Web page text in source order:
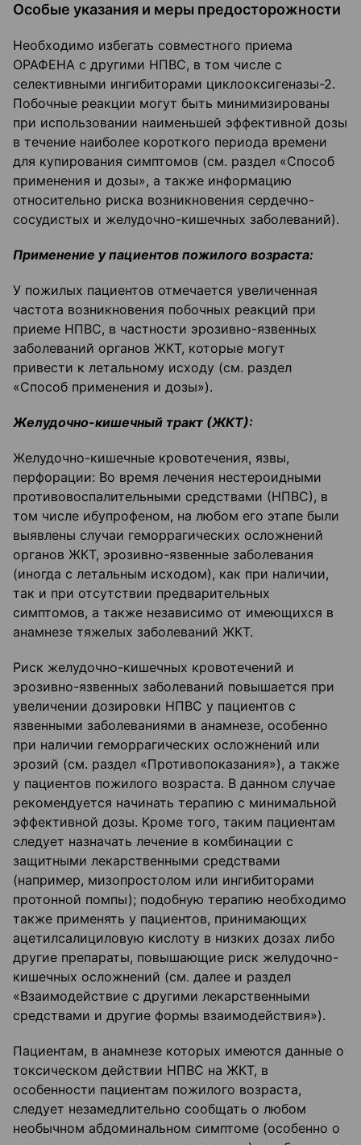
Особые указания и меры предосторожности
Необходимо избегать совместного приема
ОРАФЕНА с другими НПВС, в том числе с
селективными ингибиторами циклооксигеназы-2.
Побочные реакции могут быть минимизированы
при использовании наименьшей эффективной дозы
в течение наиболее короткого периода времени
для купирования симптомов (см. раздел «Способ
применения и дозы», а также информацию
относительно риска возникновения сердечно-
сосудистых и желудочно-кишечных заболеваний).
Применение у пациентов пожилого возраста:
У пожилых пациентов отмечается увеличенная
частота возникновения побочных реакций при
приеме НПВС, в частности эрозивно-язвенных
заболеваний органов ЖКТ, которые могут
привести к летальному исходу (см. раздел
«Способ применения и дозы»).
Желудочно-кишечный тракт (ЖКТ):
Желудочно-кишечные кровотечения, язвы,
перфорации: Во время лечения нестероидными
противовоспалительными средствами (НПВС), в
том числе ибупрофеном, на любом его этапе были
выявлены случаи геморрагических осложнений
органов ЖКТ, эрозивно-язвенные заболевания
(иногда с летальным исходом), как при наличии,
так и при отсутствии предварительных
симптомов, а также независимо от имеющихся в
анамнезе тяжелых заболеваний ЖКТ.
Риск желудочно-кишечных кровотечений и
эрозивно-язвенных заболеваний повышается при
увеличении дозировки НПВС у пациентов с
язвенными заболеваниями в анамнезе, особенно
при наличии геморрагических осложнений или
эрозий (см. раздел «Противопоказания»), а также
у пациентов пожилого возраста. В данном случае
рекомендуется начинать терапию с минимальной
эффективной дозы. Кроме того, таким пациентам
следует назначать лечение в комбинации с
защитными лекарственными средствами
(например, мизопростолом или ингибиторами
протонной помпы); подобную терапию необходимо
также применять у пациентов, принимающих
ацетилсалициловую кислоту в низких дозах либо
другие препараты, повышающие риск желудочно-
кишечных осложнений (см. далее и раздел
«Взаимодействие с другими лекарственными
средствами и другие формы взаимодействия»).
Пациентам, в анамнезе которых имеются данные о
токсическом действии НПВС на ЖКТ, в
особенности пациентам пожилого возраста,
следует незамедлительно сообщать о любом
необычном абдоминальном симптоме (особенно о